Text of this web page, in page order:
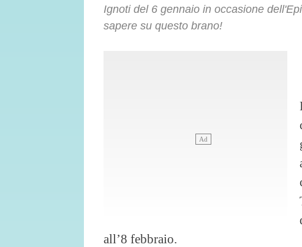
Ignoti del 6 gennaio in occasione
sapere su questo brano!
all’8 febbraio.